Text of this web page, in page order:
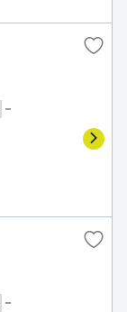
－
－